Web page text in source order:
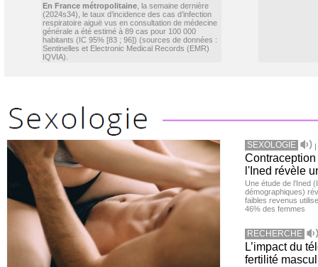
En France métropolitaine , la semaine dernière
(2024s34), le taux d’incidence des cas d’infection
respiratoire aiguë vus en consultation de médecine
générale a été estimé à 89 cas pour 100 000
habitants (IC 95% [83 ; 96]) (sources de données :
Sentinelles et Electronic Medical Records (EMR)
IQVIA).
SEXOLOGIE |
l'Ined révèle
Une étude de l’Ined
démographiques)
faibles revenus
46% des femmes
RECHERCHE
L’impact du
fertilité